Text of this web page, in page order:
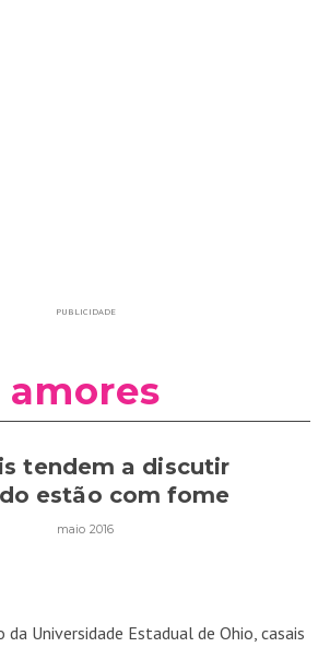
PUBLICIDADE
amores
tendem a discutir
estão com fome
maio 2016
da Universidade Estadual de Ohio, casais